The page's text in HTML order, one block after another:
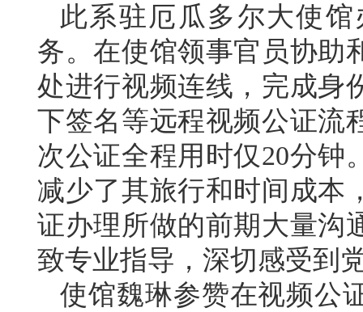
此系驻厄瓜多尔大使
务。在使馆领事官员协助
处进行视频连线，完成身
下签名等远程视频公证流
次公证全程用时仅20分钟
减少了其旅行和时间成本
证办理所做的前期大量沟
致专业指导，深切感受到
使馆魏琳参赞在视频公